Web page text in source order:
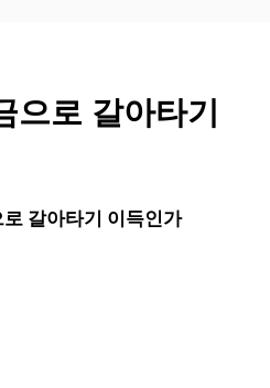
으로 갈아타기
갈아타기 이득인가